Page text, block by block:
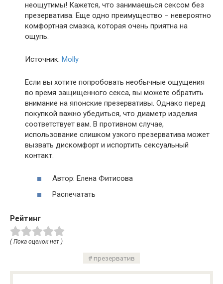
неощутимы! Кажется, что занимаешься сексом без
презерватива. Еще одно преимущество – невероятно
комфортная смазка, которая очень приятна на
ощупь.
Источник: Molly
Если вы хотите попробовать необычные ощущения
во время защищенного секса, вы можете обратить
внимание на японские презервативы. Однако перед
покупкой важно убедиться, что диаметр изделия
соответствует вам. В противном случае,
использование слишком узкого презерватива может
вызвать дискомфорт и испортить сексуальный
контакт.
Автор: Елена Фитисова
Распечатать
Рейтинг
( Пока оценок нет )
презерватив